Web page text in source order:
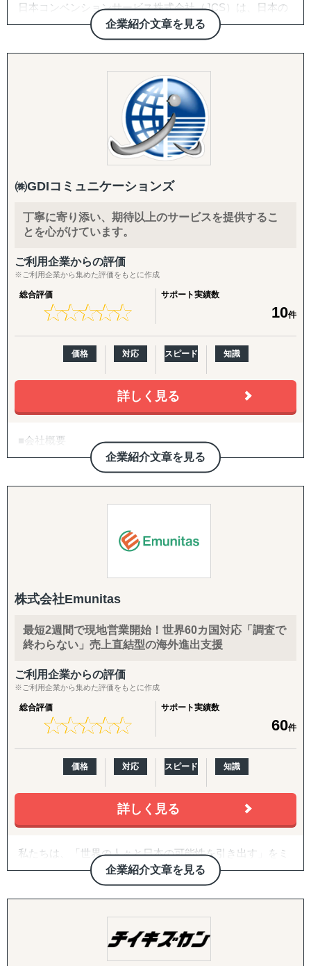
5. 海外企業の日本進出支援（EOR）
・海外企業が日本での事業展開をスムーズに進めるた
め、法人設立なしで従業員を雇用。
・日本市場進出を低コストかつ迅速に実現します。
6. 日本国内の外国人雇用・ビザ申請サポート
・日本国内で外国人を雇用する企業向けに、ビザ（在
留資格）申請・更新のサポートを提供。
まずはお気軽にお問い合わせください。
企業紹介文章を見る
日本コンベンションサービス株式会社（JCS）は、日本の
コンベンション業界のリーディングカンパニーで、コンベ
ンションやイベントの企画・運営サービスだけでなく、
1967年の創業以来、長年にわたり通訳・翻訳・人材サービ
スを一体で提供してきた、語学サービスのパイオニアで
通訳・翻訳はそれぞれ専門性の高いプロフェッショナル集
団が担い、人材サービスではビジネススキル × 語学の人材
派遣・紹介・業務委託を柔軟に組み合わせたソリューショ
ンを提供。単発対応に強い通訳会社、翻訳特化型ベンダ
ー、人材供給を主軸とする派遣会社とは異なり、「人」と
しています。
ダーを使い分ける手間をなくし、品質・効率・スピードを
同時に高めるワンストップパートナーとして企業を支援し
㈱GDIコミュニケーションズ
丁寧に寄り添い、期待以上のサービスを提供するこ
とを心がけています。
ご利用企業からの評価
※ご利用企業から集めた評価をもとに作成
総合評価
★★★★★
★★★★★
サポート実績数
10件
価格 対応 スピード 知識
詳しく見る
企業紹介文章を見る
■会社概要
・日本国内、海外の両方に人材を提供
・海外進出を目指す企業向けに、日本で人材育成（グロー
バルマインド研修など）を実施
①グローバル人材の提供
・国内/海外で働く人材を紹介
・ITエンジニア、海外営業、海外拠点支店長、グローバル
人事など
・日本から海外市場へ向けた人材リクルート
②コミュニケーション研修
・異文化理解研修をベースとした研修
・15年の研修実績
・企業ごとに最適化された「グローバル人材育成モデル」
を提供
③グローバルコンサルティング
・中小企業向け支援
・海外市場調査、販路開拓の伴走
・社内外のパートナーを活用し、最適な解決策を提案
・企業様の目的に沿った研修の設計
・渡航先例：カナダ、中国、オランダ
・希望国がある場合も柔軟に対応
・海外だけでなく、日本国内における「グローバル人材」
・「グローバル人材」の定義は、企業ごとに異なるため、
株式会社Emunitas
最短2週間で現地営業開始！世界60カ国対応「調査で
終わらない」売上直結型の海外進出支援
ご利用企業からの評価
※ご利用企業から集めた評価をもとに作成
総合評価
★★★★★
★★★★★
サポート実績数
60件
価格 対応 スピード 知識
詳しく見る
企業紹介文章を見る
私たちは、「世界の人々と日本の可能性を引き出す」をミ
ッションに、ASEAN・南アジア・欧米市場に特化した「調
査で終わらない」売上直結型の海外進出支援を強みとして
おります。
立命館アジア太平洋大学をはじめとする国内外大学・日本
語学校との独自ネットワークから生まれる1,000名規模の外
国籍人財プールと、AI面接技術「Dokojob」により、最短1